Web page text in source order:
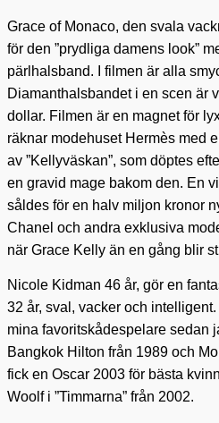
Grace of Monaco, den svala
för den ”prydliga damens look”
pärlhalsband. I filmen är alla
Diamanthalsbandet i en scen är
dollar. Filmen är en magnet för
räknar modehuset Hermès med
av ”Kellyväskan”, som döptes
en gravid mage bakom den. En
såldes för en halv miljon kronor
Chanel och andra exklusiva
när Grace Kelly än en gång blir
Nicole Kidman 46 år, gör en
32 år, sval, vacker och
mina favoritskådespelare sedan
Bangkok Hilton från 1989 och
fick en Oscar 2003 för bästa
Woolf i ”Timmarna” från 2002.